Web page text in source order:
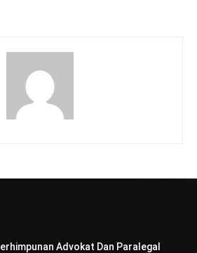
Advokat Dan Paralegal